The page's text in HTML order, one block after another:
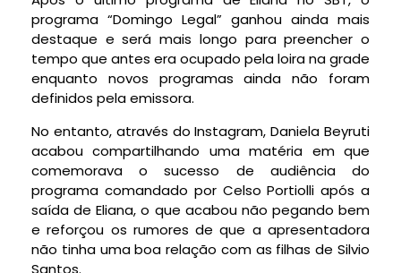
programa “Domingo Legal” ganhou ainda mais
destaque e será mais longo para preencher o
tempo que antes era ocupado pela loira na grade
enquanto novos programas ainda não foram
definidos pela emissora.
No entanto, através do Instagram, Daniela Beyruti
acabou compartilhando uma matéria em que
comemorava o sucesso de audiência do
programa comandado por Celso Portiolli após a
saída de Eliana, o que acabou não pegando bem
e reforçou os rumores de que a apresentadora
não tinha uma boa relação com as filhas de Silvio
Santos.